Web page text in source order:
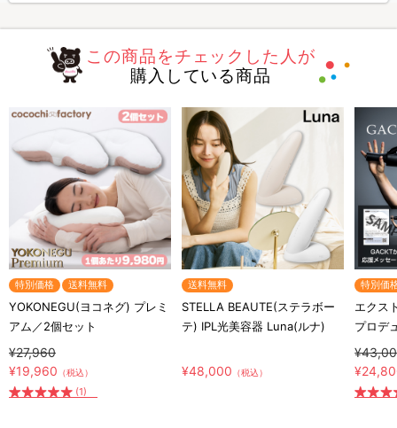
この商品をチェックした人が
購入している商品
特別価格 送料無料
YOKONEGU(ヨコネグ) プレミ
アム／2個セット
¥27,960
¥19,960 （税込）
(1)
送料無料
STELLA BEAUTE(ステラボー
テ) IPL光美容器 Luna(ルナ)
¥48,000 （税込）
特別価
エクス
プロデ